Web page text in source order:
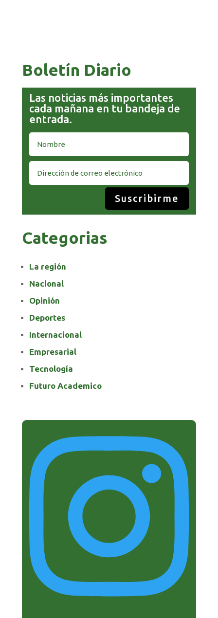
Boletín Diario
Las noticias más importantes
cada mañana en tu bandeja de
entrada.
Suscribirme
Categorias
La región
Nacional
Opinión
Deportes
Internacional
Empresarial
Tecnología
Futuro Academico